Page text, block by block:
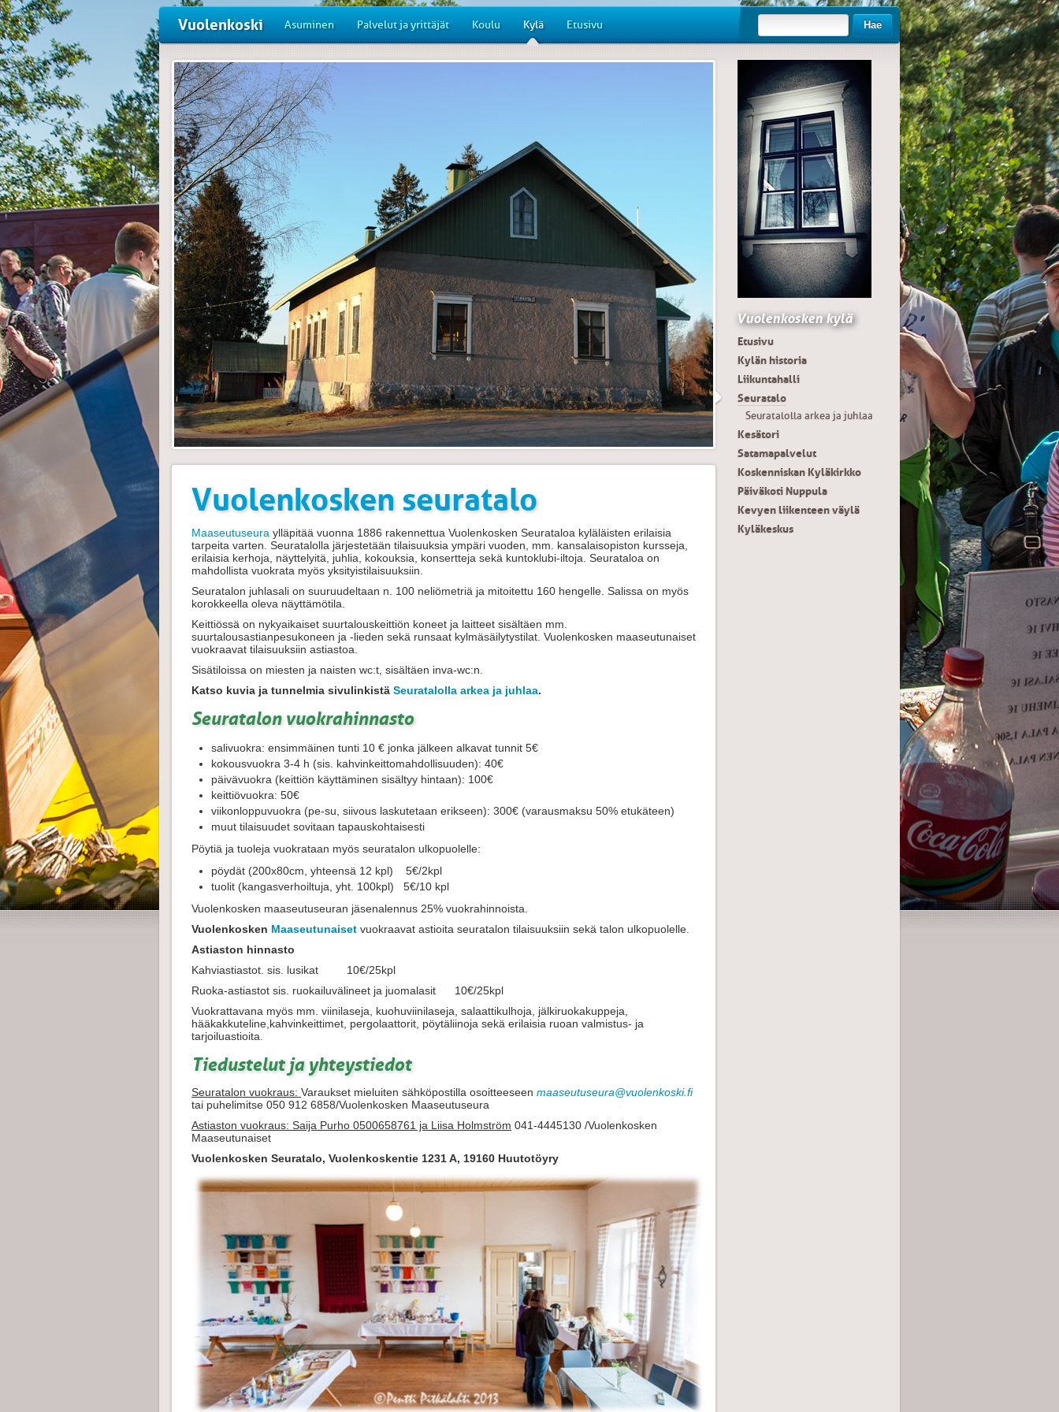
Vuolenkoski Asuminen Palvelut ja yrittäjät Koulu Kylä Etusivu Hae
Vuolenkosken seuratalo
Maaseutuseura ylläpitää vuonna 1886 rakennettua Vuolenkosken Seurataloa kyläläisten erilaisia
tarpeita varten. Seuratalolla järjestetään tilaisuuksia ympäri vuoden, mm. kansalaisopiston kursseja,
erilaisia kerhoja, näyttelyitä, juhlia, kokouksia, konsertteja sekä kuntoklubi-iltoja. Seurataloa on
mahdollista vuokrata myös yksityistilaisuuksiin.
Seuratalon juhlasali on suuruudeltaan n. 100 neliömetriä ja mitoitettu 160 hengelle. Salissa on myös
korokkeella oleva näyttämötila.
Keittiössä on nykyaikaiset suurtalouskeittiön koneet ja laitteet sisältäen mm.
suurtalousastianpesukoneen ja -lieden sekä runsaat kylmäsäilytystilat. Vuolenkosken maaseutunaiset
vuokraavat tilaisuuksiin astiastoa.
Sisätiloissa on miesten ja naisten wc:t, sisältäen inva-wc:n.
Katso kuvia ja tunnelmia sivulinkistä Seuratalolla arkea ja juhlaa.
Seuratalon vuokrahinnasto
salivuokra: ensimmäinen tunti 10 € jonka jälkeen alkavat tunnit 5€
kokousvuokra 3-4 h (sis. kahvinkeittomahdollisuuden): 40€
päivävuokra (keittiön käyttäminen sisältyy hintaan): 100€
keittiövuokra: 50€
viikonloppuvuokra (pe-su, siivous laskutetaan erikseen): 300€ (varausmaksu 50% etukäteen)
muut tilaisuudet sovitaan tapauskohtaisesti
Pöytiä ja tuoleja vuokrataan myös seuratalon ulkopuolelle:
pöydät (200x80cm, yhteensä 12 kpl) 5€/2kpl
tuolit (kangasverhoiltuja, yht. 100kpl) 5€/10 kpl
Vuolenkosken maaseutuseuran jäsenalennus 25% vuokrahinnoista.
Vuolenkosken Maaseutunaiset vuokraavat astioita seuratalon tilaisuuksiin sekä talon ulkopuolelle.
Astiaston hinnasto
Kahviastiastot. sis. lusikat 10€/25kpl
Ruoka-astiastot sis. ruokailuvälineet ja juomalasit 10€/25kpl
Vuokrattavana myös mm. viinilaseja, kuohuviinilaseja, salaattikulhoja, jälkiruokakuppeja,
hääkakkuteline,kahvinkeittimet, pergolaattorit, pöytäliinoja sekä erilaisia ruoan valmistus- ja
tarjoiluastioita.
Tiedustelut ja yhteystiedot
Seuratalon vuokraus: Varaukset mieluiten sähköpostilla osoitteeseen maaseutuseura@vuolenkoski.fi
tai puhelimitse 050 912 6858/Vuolenkosken Maaseutuseura
Astiaston vuokraus: Saija Purho 0500658761 ja Liisa Holmström 041-4445130 /Vuolenkosken
Maaseutunaiset
Vuolenkosken Seuratalo, Vuolenkoskentie 1231 A, 19160 Huutotöyry
Vuolenkosken kylä
Etusivu
Kylän historia
Liikuntahalli
Seuratalo
Seuratalolla arkea ja juhlaa
Kesätori
Satamapalvelut
Koskenniskan Kyläkirkko
Päiväkoti Nuppula
Kevyen liikenteen väylä
Kyläkeskus